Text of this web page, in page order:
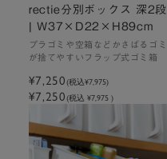
rectie分別ボックス 深2段
| W37×D22×H89cm
プラゴミや空箱などかさばるゴミ
が捨てやすいフラップ式ゴミ箱
¥7,250(税込¥7,975)
¥7,250(税込 ¥7,975 )